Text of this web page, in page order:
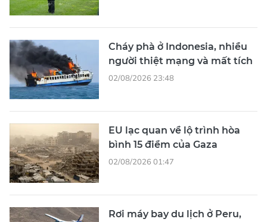
Cháy phà ở Indonesia, nhiều
người thiệt mạng và mất tích
02/08/2026 23:48
EU lạc quan về lộ trình hòa
bình 15 điểm của Gaza
02/08/2026 01:47
Rơi máy bay du lịch ở Peru,